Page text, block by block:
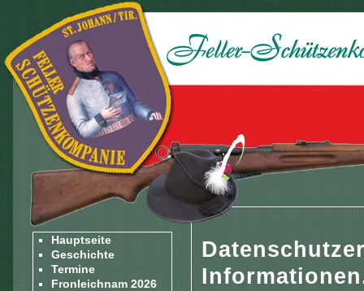
Hauptseite
Geschichte
Termine
Fronleichnam 2026